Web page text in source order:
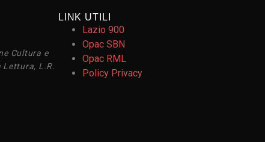
Cultura e
Lettura, L.R.
LINK UTILI
Lazio 900
Opac SBN
Opac RML
Policy Privacy